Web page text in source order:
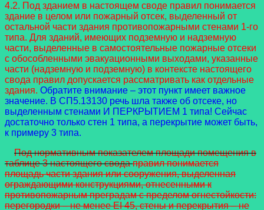
4.2. Под зданием в настоящем своде правил понимается
здание в целом или пожарный отсек, выделенный от
остальной части здания противопожарными стенами 1-го
типа. Для зданий, имеющих подземную и надземную
части, выделенные в самостоятельные пожарные отсеки
с обособленными эвакуационными выходами, указанные
части (надземную и подземную) в контексте настоящего
свода правил допускается рассматривать как отдельные
здания. Обратите внимание – этот пункт имеет важное
значение. В СП5.13130 речь шла также об отсеке, но
выделенным стенами И ПЕРКРЫТИЕМ 1 типа! Сейчас
достаточно только стен 1 типа, а перекрытие может быть,
к примеру 3 типа.
Под нормативным показателем площади помещения в
таблице 3 настоящего сводаправил понимается
площадь части здания или сооружения, выделенная
ограждающими конструкциями, отнесенными к
противопожарным преградам с пределом огнестойкости:
перегородки – не менее EI 45, стены и перекрытия – не